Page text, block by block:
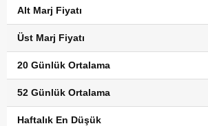
Alt Marj Fiyatı
Üst Marj Fiyatı
20 Günlük Ortalama
52 Günlük Ortalama
Haftalık En Düşük